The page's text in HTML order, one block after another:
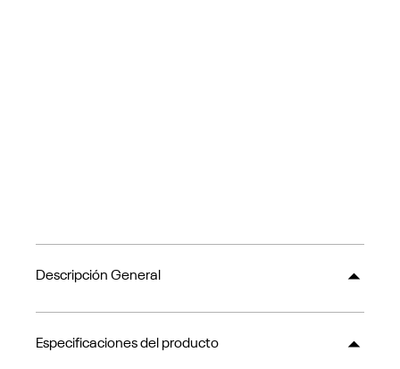
Descripción General
Especificaciones del producto